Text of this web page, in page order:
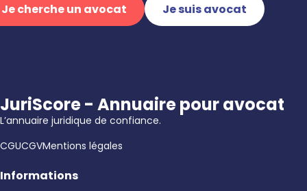
Je cherche un avocat
Je suis avocat
JuriScore - Annuaire pour avocat
L’annuaire juridique de confiance.
CGUCGVMentions légales
Informations